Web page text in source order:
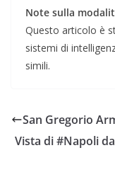
Note sulla
Questo articolo è
sistemi di
simili.
San Gregorio
Vista di #Napoli